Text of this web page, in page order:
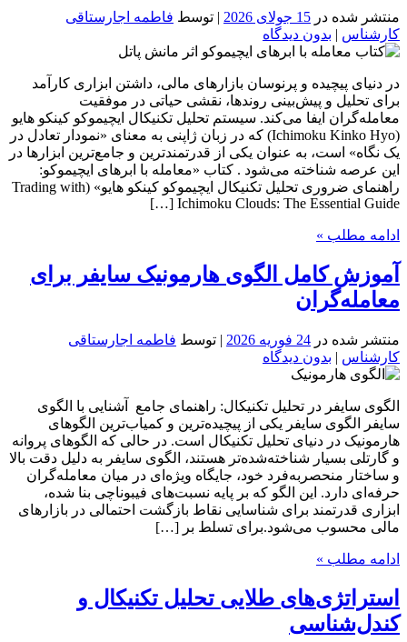
منتشر شده در 15 جولای 2026 | توسط فاطمه اجارستاقی
کارشناس | بدون دیدگاه
در دنیای پیچیده و پرنوسان بازارهای مالی، داشتن ابزاری کارآمد
برای تحلیل و پیش‌بینی روندها، نقشی حیاتی در موفقیت
معامله‌گران ایفا می‌کند. سیستم تحلیل تکنیکال ایچیموکو کینکو هایو
(Ichimoku Kinko Hyo) که در زبان ژاپنی به معنای «نمودار تعادل در
یک نگاه» است، به عنوان یکی از قدرتمندترین و جامع‌ترین ابزارها در
این عرصه شناخته می‌شود . کتاب «معامله با ابرهای ایچیموکو:
راهنمای ضروری تحلیل تکنیکال ایچیموکو کینکو هایو» (Trading with
Ichimoku Clouds: The Essential Guide […]
ادامه مطلب »
آموزش کامل الگوی هارمونیک سایفر برای
معامله‌گران
منتشر شده در 24 فوریه 2026 | توسط فاطمه اجارستاقی
کارشناس | بدون دیدگاه
الگوی سایفر در تحلیل تکنیکال: راهنمای جامع آشنایی با الگوی
سایفر الگوی سایفر یکی از پیچیده‌ترین و کمیاب‌ترین الگوهای
هارمونیک در دنیای تحلیل تکنیکال است. در حالی که الگوهای پروانه
و گارتلی بسیار شناخته‌شده‌تر هستند، الگوی سایفر به دلیل دقت بالا
و ساختار منحصربه‌فرد خود، جایگاه ویژه‌ای در میان معامله‌گران
حرفه‌ای دارد. این الگو که بر پایه نسبت‌های فیبوناچی بنا شده،
ابزاری قدرتمند برای شناسایی نقاط بازگشت احتمالی در بازارهای
مالی محسوب می‌شود.برای تسلط بر […]
ادامه مطلب »
استراتژی‌های طلایی تحلیل تکنیکال و
کندل‌شناسی